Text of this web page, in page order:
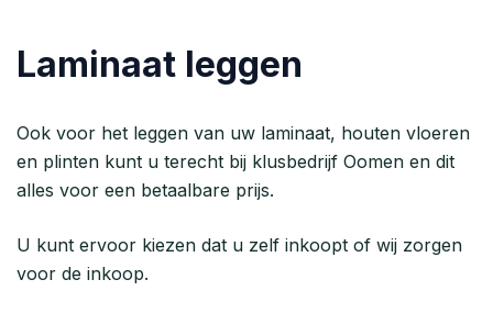
Laminaat leggen
Ook voor het leggen van uw laminaat, houten vloeren
en plinten kunt u terecht bij klusbedrijf Oomen en dit
alles voor een betaalbare prijs.
U kunt ervoor kiezen dat u zelf inkoopt of wij zorgen
voor de inkoop.